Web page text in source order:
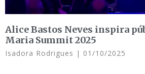
Alice Bastos Neves inspira
Maria Summit 2025
Isadora Rodrigues 01/10/2025